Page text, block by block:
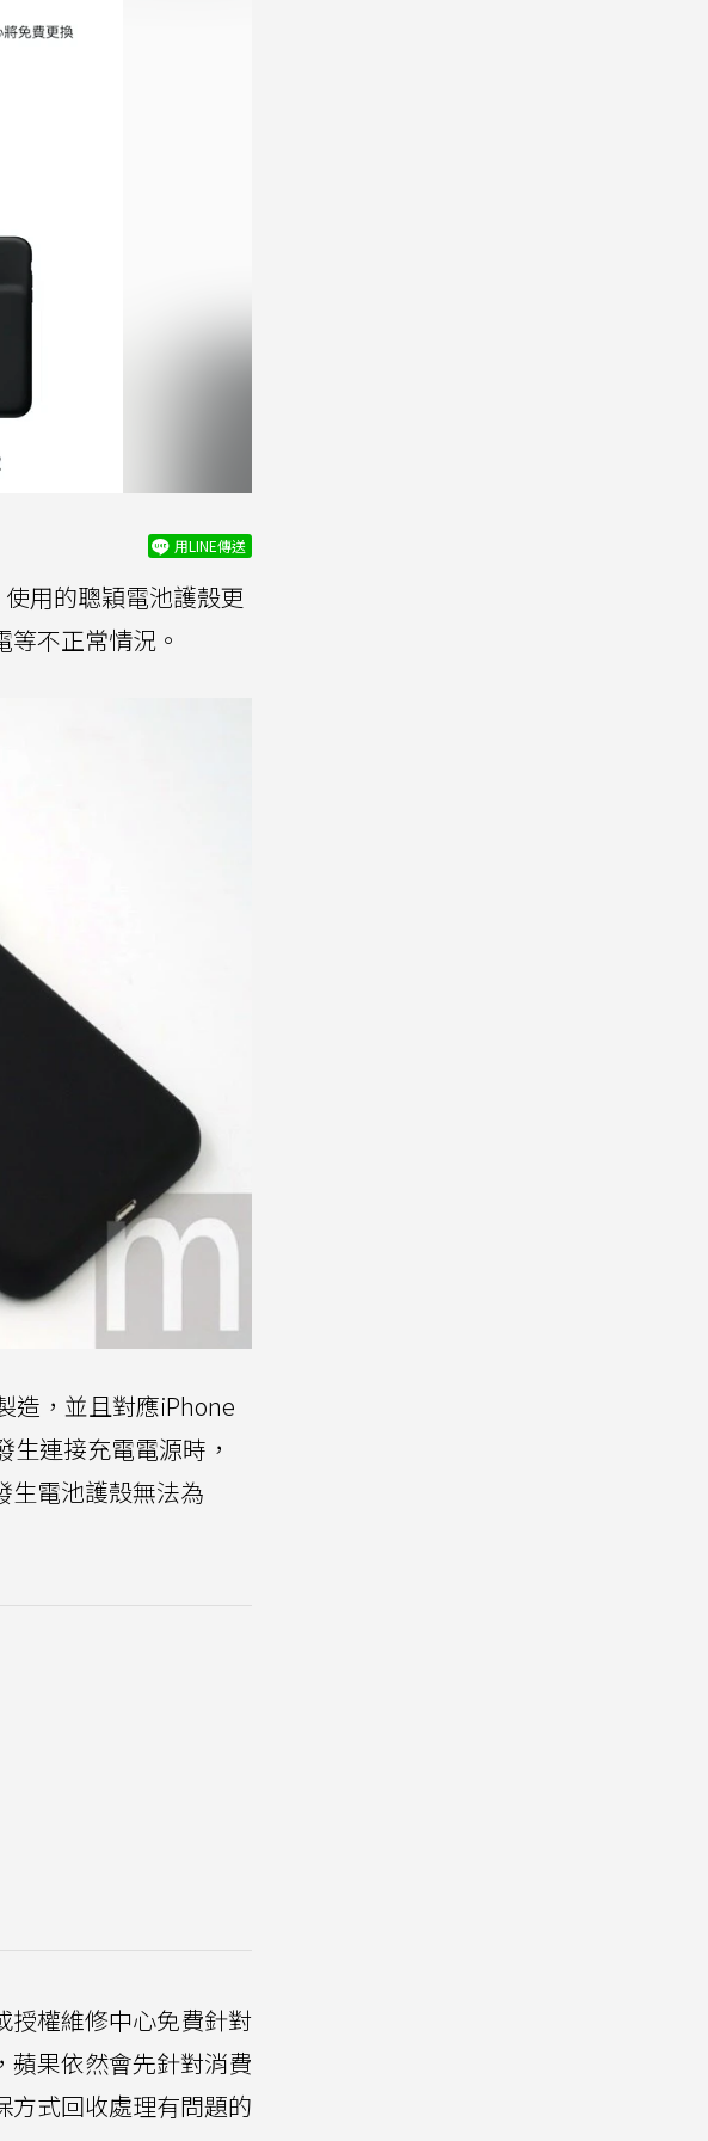
用LINE傳送
使用的聰穎電池護殼更
不正常情況。
造，並且對應iPhone
生連接充電電源時，
生電池護殼無法為
授權維修中心免費針對
蘋果依然會先針對消費
方式回收處理有問題的